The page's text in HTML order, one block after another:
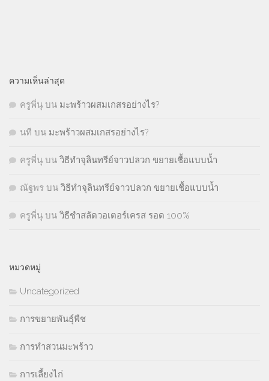
ความเห็นล่าสุด
ครูพี่นุ บน มะพร้าวผสมเกสรอย่างไร?
นที บน มะพร้าวผสมเกสรอย่างไร?
ครูพี่นุ บน วิธีทำจุลินทรีย์จาวปลวก ขยายเชื้อแบบน้ำ
ณัฐพร บน วิธีทำจุลินทรีย์จาวปลวก ขยายเชื้อแบบน้ำ
ครูพี่นุ บน วิธีชำสลัดวอเตอร์เครส รอด 100%
หมวดหมู่
Uncategorized
การขยายพันธุ์พืช
การทำสวนมะพร้าว
การเลี้ยงไก่